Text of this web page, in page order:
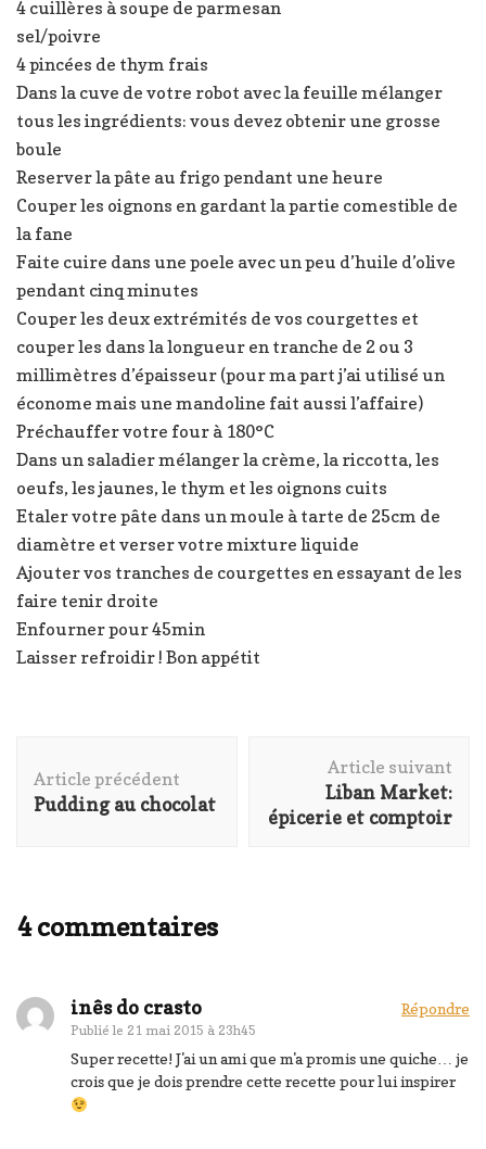
4 cuillères à soupe de parmesan
sel/poivre
4 pincées de thym frais
Dans la cuve de votre robot avec la feuille mélanger
tous les ingrédients: vous devez obtenir une grosse
boule
Reserver la pâte au frigo pendant une heure
Couper les oignons en gardant la partie comestible de
la fane
Faite cuire dans une poele avec un peu d’huile d’olive
pendant cinq minutes
Couper les deux extrémités de vos courgettes et
couper les dans la longueur en tranche de 2 ou 3
millimètres d’épaisseur (pour ma part j’ai utilisé un
économe mais une mandoline fait aussi l’affaire)
Préchauffer votre four à 180°C
Dans un saladier mélanger la crème, la riccotta, les
oeufs, les jaunes, le thym et les oignons cuits
Etaler votre pâte dans un moule à tarte de 25cm de
diamètre et verser votre mixture liquide
Ajouter vos tranches de courgettes en essayant de les
faire tenir droite
Enfourner pour 45min
Laisser refroidir ! Bon appétit
d'article
Article précédent
Pudding au chocolat
Article suivant
Liban Market:
épicerie et comptoir
4 commentaires
inês do crasto
Publié le 21 mai 2015 à 23h45
Répondre
Super recette! J'ai un ami que m'a promis une quiche… je
crois que je dois prendre cette recette pour lui inspirer